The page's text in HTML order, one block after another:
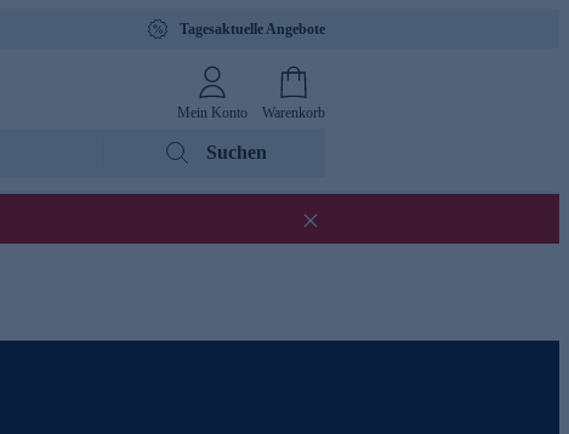
Tagesaktuelle Angebote
Mein Konto Warenkorb
Suchen